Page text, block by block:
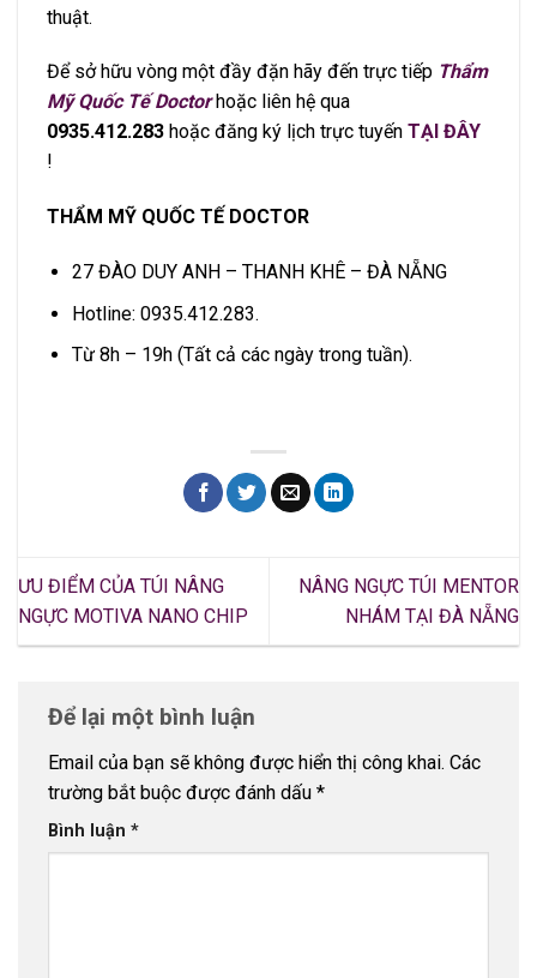
thuật.
Để sở hữu vòng một đầy đặn hãy đến trực tiếp Thẩm
Mỹ Quốc Tế Doctorhoặc liên hệ qua
0935.412.283 hoặc đăng ký lịch trực tuyến TẠI ĐÂY
!
THẨM MỸ QUỐC TẾ DOCTOR
27 ĐÀO DUY ANH – THANH KHÊ – ĐÀ NẴNG
Hotline: 0935.412.283.
Từ 8h – 19h (Tất cả các ngày trong tuần).
ƯU ĐIỂM CỦA TÚI NÂNG
NGỰC MOTIVA NANO CHIP
NÂNG NGỰC TÚI MENTOR
NHÁM TẠI ĐÀ NẴNG
Để lại một bình luận
Email của bạn sẽ không được hiển thị công khai. Các
trường bắt buộc được đánh dấu *
Bình luận *